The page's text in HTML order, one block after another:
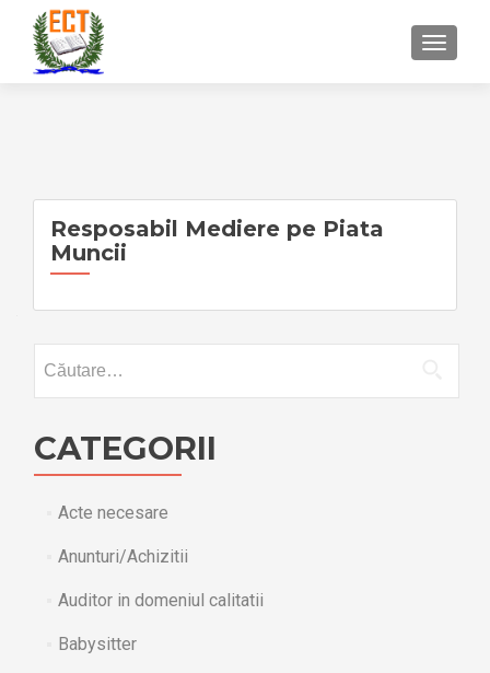
Resposabil Mediere pe Piata
Muncii
după:
CATEGORII
Acte necesare
Anunturi/Achizitii
Auditor in domeniul calitatii
Babysitter